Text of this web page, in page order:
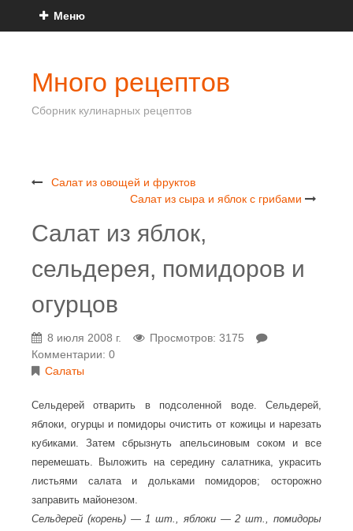
Меню
Много рецептов
Сборник кулинарных рецептов
Салат из овощей и фруктов
Салат из сыра и яблок с грибами
Салат из яблок,
сельдерея, помидоров и
огурцов
8 июля 2008 г.
Просмотров: 3175
Комментарии: 0
Салаты
Сельдерей отварить в подсоленной воде. Сельдерей,
яблоки, огурцы и помидоры очистить от кожицы и нарезать
кубиками. Затем сбрызнуть апельсиновым соком и все
перемешать. Выложить на середину салатника, украсить
листьями салата и дольками помидоров; осторожно
заправить майонезом.
Сельдерей (корень) — 1 шт., яблоки — 2 шт., помидоры